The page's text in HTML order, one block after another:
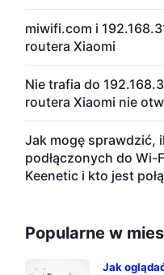
miwifi.com i
routera Xiaomi
Nie trafia do
routera Xiaomi nie
Jak mogę sprawdzić,
podłączonych do Wi-
Keenetic i kto jest
Popularne w
Jak